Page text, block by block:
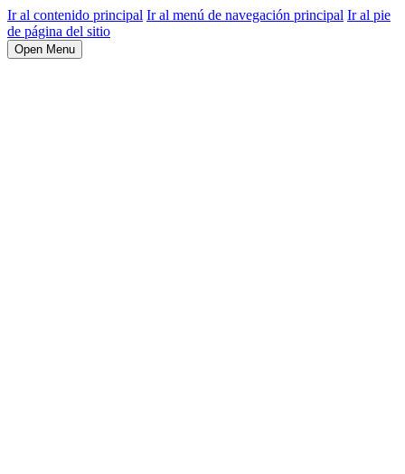
Ir al contenido principal Ir al menú de navegación principal Ir al pie
de página del sitio
Open Menu